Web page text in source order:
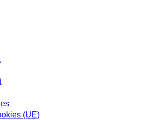
à notre newsletter
(UE)